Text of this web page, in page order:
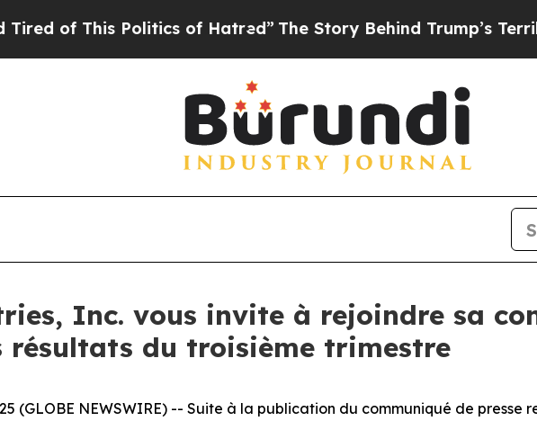
of This Politics of Hatred” The Story Behind Trump’s Terrible
Inc. vous invite à rejoindre sa
résultats du troisième trimestre
(GLOBE NEWSWIRE) -- Suite à la publication du communiqué de